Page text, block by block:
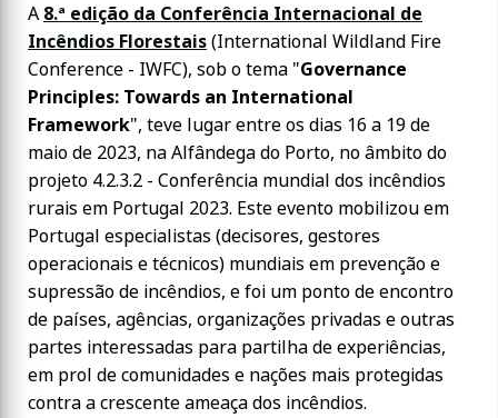
A 8.ª edição da Conferência Internacional de
Incêndios Florestais(International Wildland Fire
Conference - IWFC), sob o tema "Governance
Principles: Towards an International
Framework", teve lugar entre os dias 16 a 19 de
maio de 2023, na Alfândega do Porto, no âmbito do
projeto 4.2.3.2 - Conferência mundial dos incêndios
rurais em Portugal 2023. Este evento mobilizou em
Portugal especialistas (decisores, gestores
operacionais e técnicos) mundiais em prevenção e
supressão de incêndios, e foi um ponto de encontro
de países, agências, organizações privadas e outras
partes interessadas para partilha de experiências,
em prol de comunidades e nações mais protegidas
contra a crescente ameaça dos incêndios.